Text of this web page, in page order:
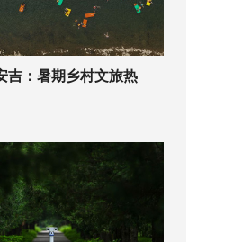
吉：暑期乡村文旅热